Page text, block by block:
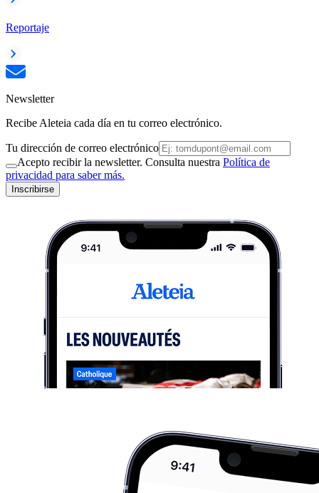
Reportaje
Newsletter
Recibe Aleteia cada día en tu correo electrónico.
Tu dirección de correo electrónico
Acepto recibir la newsletter. Consulta nuestra Política de
privacidad para saber más.
Inscribirse